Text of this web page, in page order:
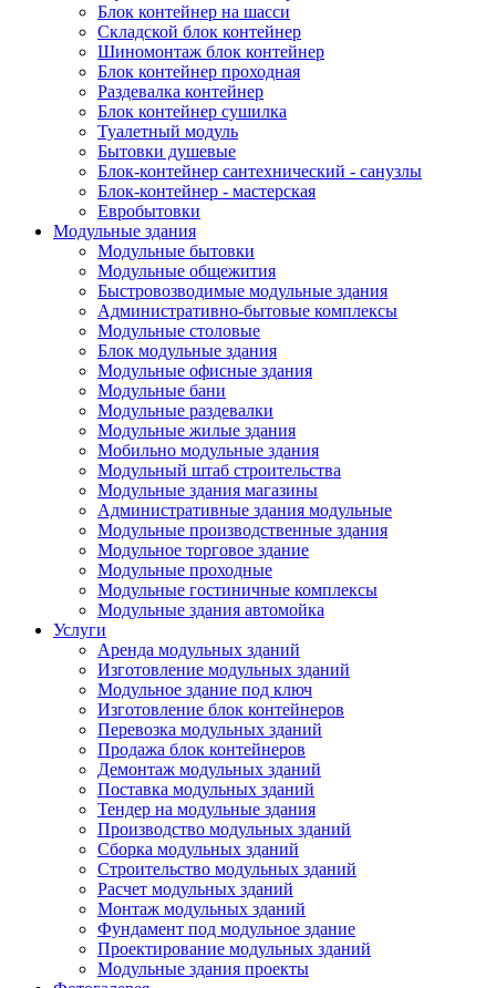
Блок контейнер на шасси
Складской блок контейнер
Шиномонтаж блок контейнер
Блок контейнер проходная
Раздевалка контейнер
Блок контейнер сушилка
Туалетный модуль
Бытовки душевые
Блок-контейнер сантехнический - санузлы
Блок-контейнер - мастерская
Евробытовки
Модульные здания
Модульные бытовки
Модульные общежития
Быстровозводимые модульные здания
Административно-бытовые комплексы
Модульные столовые
Блок модульные здания
Модульные офисные здания
Модульные бани
Модульные раздевалки
Модульные жилые здания
Мобильно модульные здания
Модульный штаб строительства
Модульные здания магазины
Административные здания модульные
Модульные производственные здания
Модульное торговое здание
Модульные проходные
Модульные гостиничные комплексы
Модульные здания автомойка
Услуги
Аренда модульных зданий
Изготовление модульных зданий
Модульное здание под ключ
Изготовление блок контейнеров
Перевозка модульных зданий
Продажа блок контейнеров
Демонтаж модульных зданий
Поставка модульных зданий
Тендер на модульные здания
Производство модульных зданий
Сборка модульных зданий
Строительство модульных зданий
Расчет модульных зданий
Монтаж модульных зданий
Фундамент под модульное здание
Проектирование модульных зданий
Модульные здания проекты